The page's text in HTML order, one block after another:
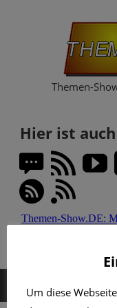
Themen-
Hier ist
MENÜ
Um diese